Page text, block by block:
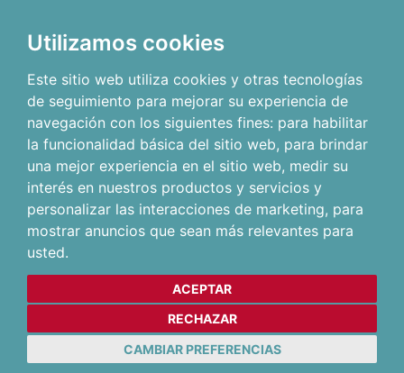
Utilizamos cookies
Este sitio web utiliza cookies y otras tecnologías
de seguimiento para mejorar su experiencia de
navegación con los siguientes fines: para habilitar
la funcionalidad básica del sitio web, para brindar
una mejor experiencia en el sitio web, medir su
interés en nuestros productos y servicios y
personalizar las interacciones de marketing, para
mostrar anuncios que sean más relevantes para
usted.
ACEPTAR
RECHAZAR
CAMBIAR PREFERENCIAS